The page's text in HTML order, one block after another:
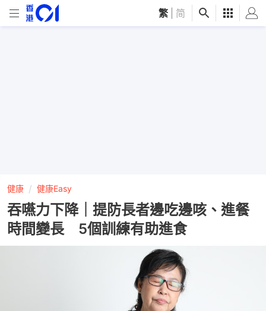
繁 简
健康 健康Easy
吞嚥力下降｜提防長者邊吃邊咳、進餐
時間變長 5個訓練有助進食